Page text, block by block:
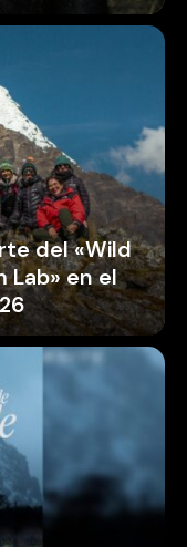
del «Wild
Lab» en el